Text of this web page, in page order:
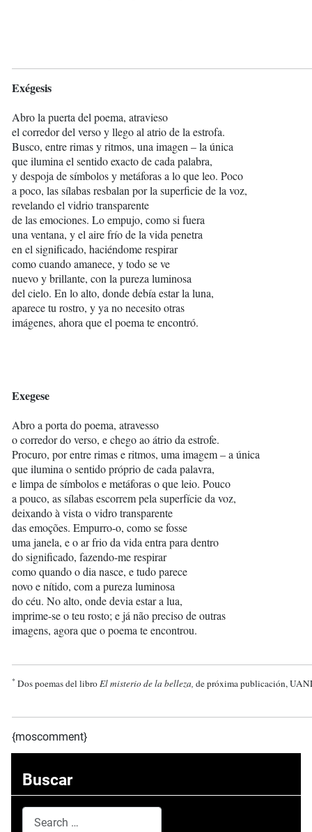
Exégesis
Abro la puerta del poema, atravieso
el corredor del verso y llego al atrio de la estrofa.
Busco, entre rimas y ritmos, una imagen – la única
que ilumina el sentido exacto de cada palabra,
y despoja de símbolos y metáforas a lo que leo. Poco
a poco, las sílabas resbalan por la superficie de la voz,
revelando el vidrio transparente
de las emociones. Lo empujo, como si fuera
una ventana, y el aire frío de la vida penetra
en el significado, haciéndome respirar
como cuando amanece, y todo se ve
nuevo y brillante, con la pureza luminosa
del cielo. En lo alto, donde debía estar la luna,
aparece tu rostro, y ya no necesito otras
imágenes, ahora que el poema te encontró.
Exegese
Abro a porta do poema, atravesso
o corredor do verso, e chego ao átrio da estrofe.
Procuro, por entre rimas e ritmos, uma imagem – a única
que ilumina o sentido próprio de cada palavra,
e limpa de símbolos e metáforas o que leio. Pouco
a pouco, as sílabas escorrem pela superfície da voz,
deixando à vista o vidro transparente
das emoções. Empurro-o, como se fosse
uma janela, e o ar frio da vida entra para dentro
do significado, fazendo-me respirar
como quando o dia nasce, e tudo parece
novo e nítido, com a pureza luminosa
do céu. No alto, onde devia estar a lua,
imprime-se o teu rosto; e já não preciso de outras
imagens, agora que o poema te encontrou.
* Dos poemas del libroEl misterio de la belleza, de próxima publicación,
{moscomment}
Buscar